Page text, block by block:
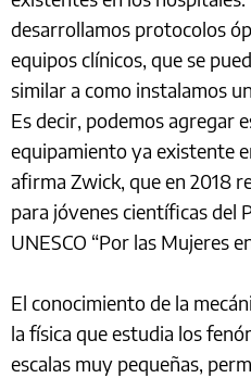
desarrollamos protocolos
equipos clínicos, que se
similar a como instalamos
Es decir, podemos agregar
equipamiento ya existente
afirma Zwick, que en 2018
para jóvenes científicas del
UNESCO “Por las Mujeres
El conocimiento de la
la física que estudia los
escalas muy pequeñas,